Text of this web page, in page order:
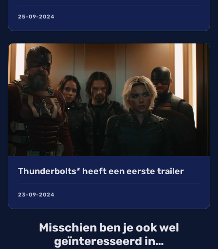
25-09-2024
Thunderbolts* heeft een eerste trailer
23-09-2024
Misschien ben je ook wel
geïnteresseerd in…